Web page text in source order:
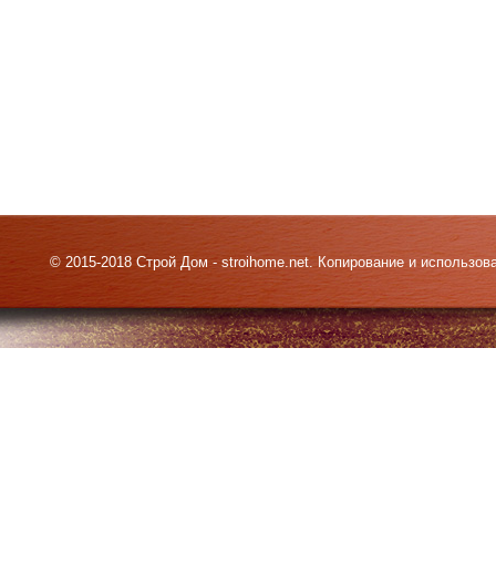
© 2015-2018 Строй Дом - stroihome.net. Копирование и